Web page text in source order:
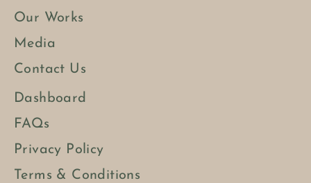
Our Works
Media
Contact Us
Dashboard
FAQs
Privacy Policy
Terms & Conditions